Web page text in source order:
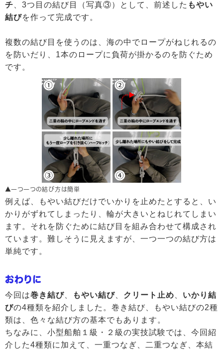
チ 、3つ目の結び目（写真③）として、前述した もやい
結びを作って完成です。
複数の結び目を使うのは、海の中でロープがねじれるの
を防いだり、1本のロープに負荷が掛かるのを防ぐため
です。
▲一つ一つの結び方は簡単
例えば、もやい結びだけでいかりを止めたとすると、い
かりがずれてしまったり、輪が大きいとねじれてしまい
ます。それを防ぐために結び目を組み合わせて構成され
ています。難しそうに見えますが、一つ一つの結び方は
単純です。
おわりに
今回は巻き結び もやい結び クリート止め
いかり結
びの4種類を紹介しました。巻き結び、もやい結びの2種
類は、色々な結び方の基本でもあります。
ちなみに、小型船舶１級・２級の実技試験では、今回紹
介した4種類に加えて、一重つなぎ、二重つなぎ、本結